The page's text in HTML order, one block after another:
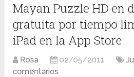
Mayan Puzzle HD en
gratuita por tiempo
iPad en la App Store
Rosa 02/05/2011
comentarios